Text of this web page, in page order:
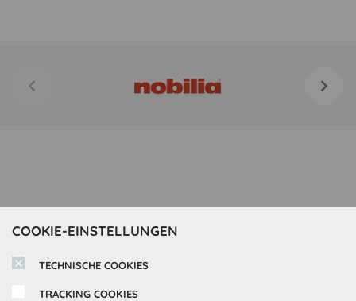
COOKIE-EINSTELLUNGEN
TECHNISCHE COOKIES
TRACKING COOKIES